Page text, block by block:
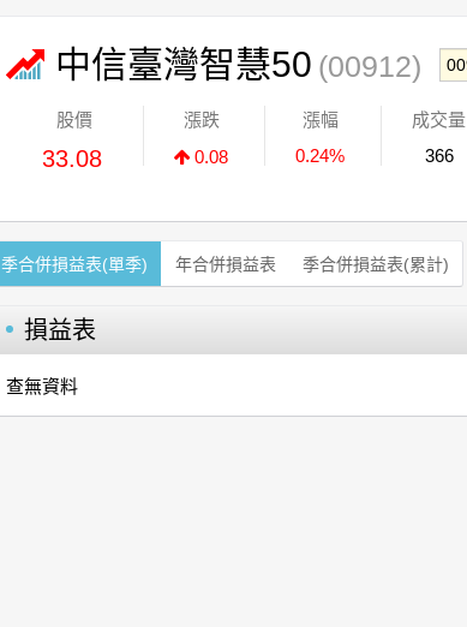
中信臺灣智慧50 (00912)
股價
33.08
漲跌
0.08
漲幅
0.24%
成交量
366
季合併損益表(單季) 年合併損益表 季合併損益表(累計)
損益表
查無資料